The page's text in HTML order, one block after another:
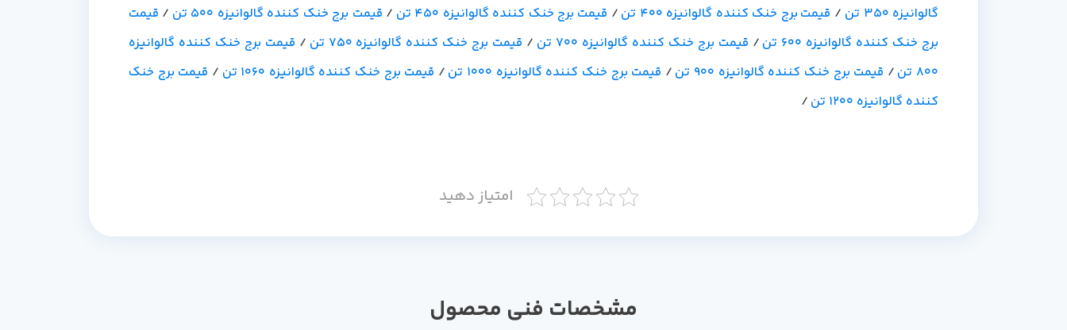
گالوانیزه 350 تن
/ قیمت برج خنک کننده گالوانیزه 400 تن / قیمت برج خنک کننده گالوانیزه 450 تن / قیمت برج خنک کننده گالوانیزه 500 تن / قیمت
برج خنک کننده گالوانیزه 600 تن
/ قیمت برج خنک کننده گالوانیزه 700 تن / قیمت برج خنک کننده گالوانیزه 750 تن / قیمت برج خنک کننده گالوانیزه
800 تن
/ قیمت برج خنک کننده گالوانیزه 900 تن / قیمت برج خنک کننده گالوانیزه 1000 تن / قیمت برج خنک کننده گالوانیزه 1060 تن / قیمت برج خنک
کننده گالوانیزه 1200 تن
/
امتیاز دهید
مشخصات فنی محصول